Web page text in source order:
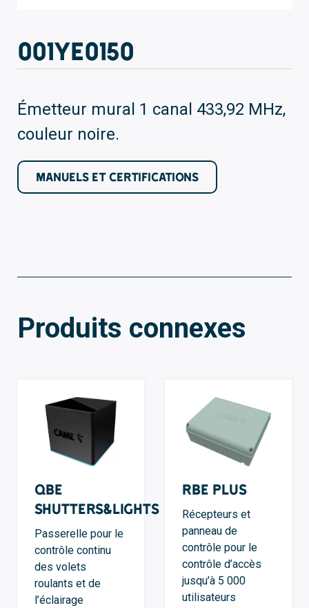
001YE0150
Émetteur mural 1 canal 433,92 MHz,
couleur noire.
MANUELS ET CERTIFICATIONS
Produits connexes
QBE
Shutters&Lights
Passerelle pour le
contrôle continu
des volets
roulants et de
l’éclairage
RBE Plus
Récepteurs et
panneau de
contrôle pour le
contrôle d’accès
jusqu’à 5 000
utilisateurs